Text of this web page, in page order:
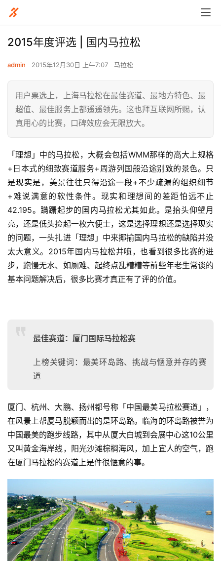
2015年度评选 | 国内马拉松
admin 2015年12月30日 上午7:07 马拉松
用户票选上，上海马拉松在最佳赛道、最地方特色、最
超值、最佳服务上都遥遥领先。这也拜互联网所赐，认
真用心的比赛，口碑效应会无限放大。
「理想」中的马拉松，大概会包括WMM那样的高大上规格
+日本式的细致赛道服务+周游列国般沿途别致的景色。只
是现实是，美景往往只得沿途一段+不少疏漏的组织细节
+难说满意的软性条件。现实和理想间的差距怕远不止
42.195。蹒跚起步的国内马拉松尤其如此。是抬头仰望月
亮，还是低头捡起一枚六便士，这是选择理想还是选择现实
的问题，一头扎进「理想」中来揶揄国内马拉松的缺陷并没
太大意义。 2015年国内马拉松井喷，也看到很多比赛的进
步，跑慢无水、如厕难、起终点乱糟糟等前些年老生常谈的
基本问题解决后，很多比赛才真正有了评的价值。
最佳赛道： 厦门国际马拉松赛
上榜关键词：最美环岛路、挑战与惬意并存的赛
道
厦门、杭州、大鹏、扬州都号称「中国最美马拉松赛道」，
在风景上帮厦马脱颖而出的是环岛路。 临海的环岛路被誉为
中国最美的跑步线路，其中从厦大白城到会展中心这10公里
又叫黄金海岸线，阳光沙滩棕榈海风，加上宜人的空气，跑
在厦门马拉松的赛道上是件很惬意的事。